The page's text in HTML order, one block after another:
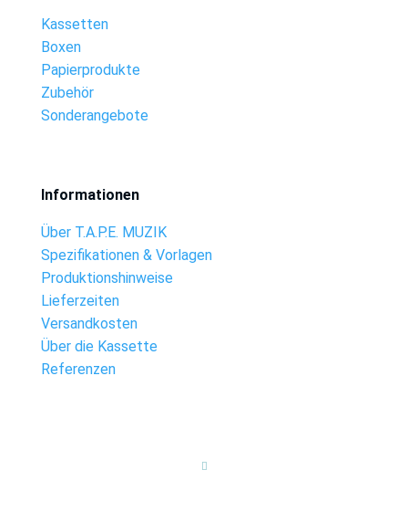
Kassetten
Boxen
Papierprodukte
Zubehör
Sonderangebote
Informationen
Über T.A.P.E. MUZIK
Spezifikationen & Vorlagen
Produktionshinweise
Lieferzeiten
Versandkosten
Über die Kassette
Referenzen
